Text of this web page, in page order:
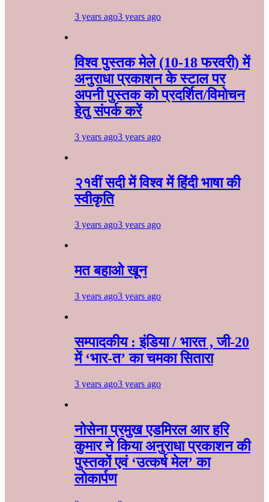
3 years ago3 years ago
विश्व पुस्तक मेले (10-18 फरवरी) में
अनुराधा प्रकाशन के स्टाल पर
अपनी पुस्तक को प्रदर्शित/विमोचन
हेतु संपर्क करें
3 years ago3 years ago
२१वीं सदी में विश्व में हिंदी भाषा की
स्वीकृति
3 years ago3 years ago
मत बहाओ खून
3 years ago3 years ago
सम्पादकीय : इंडिया / भारत , जी-20
में ‘भार-त’ का चमका सितारा
3 years ago3 years ago
नोसेना प्रमुख एडमिरल आर हरि
कुमार ने किया अनुराधा प्रकाशन की
पुस्तकों एवं ‘उत्कर्ष मेल’ का
लोकार्पण